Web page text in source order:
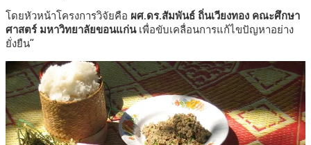
โดยหัวหน้าโครงการวิจัยคือ ผศ.ดร.สัมพันธ์ ถิ่นเวียงทอง คณะศึกษา
ศาสตร์ มหาวิทยาลัยขอนแก่นเพื่อขับเคลื่อนการแก้ไขปัญหาอย่าง
ยั่งยืน”